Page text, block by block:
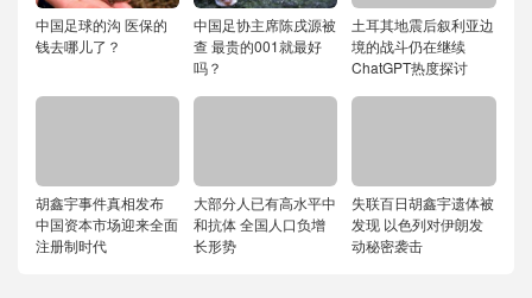
中国足球的沟 医保的
钱去哪儿了？
中国足协主席陈戌源被
查 最贵的001就最好
吗？
土耳其地震后叙利亚边
境的战斗仍在继续
ChatGPT热度探讨
胡鑫宇事件真相发布
中国资本市场迎来全面
注册制时代
大部分人已有高水平中
和抗体 全国人口负增
长形势
失联百日胡鑫宇遗体被
发现 以色列对伊朗发
动秘密袭击